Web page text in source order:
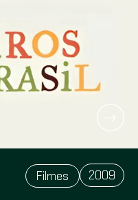
Filmes 2009